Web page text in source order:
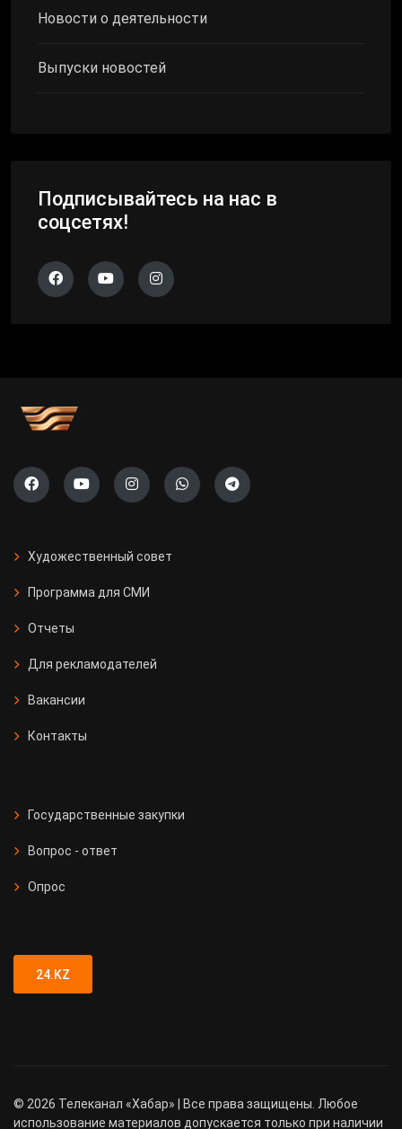
Новости о деятельности
Выпуски новостей
Подписывайтесь на нас в
соцсетях!
Художественный совет
Программа для СМИ
Отчеты
Для рекламодателей
Вакансии
Контакты
Государственные закупки
Вопрос - ответ
Опрос
24.KZ
© 2026 Телеканал «Хабар» | Все права защищены. Любое
использование материалов допускается только при наличии